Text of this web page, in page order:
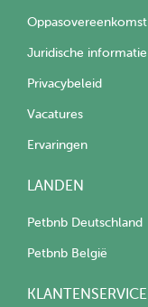
Oppasovereenkomst
Juridische informatie
Privacybeleid
Vacatures
Ervaringen
LANDEN
Petbnb Deutschland
Petbnb België
KLANTENSERVICE